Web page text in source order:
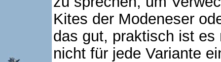
Kites der Modeneser
das gut, praktisch ist
nicht für jede Variante